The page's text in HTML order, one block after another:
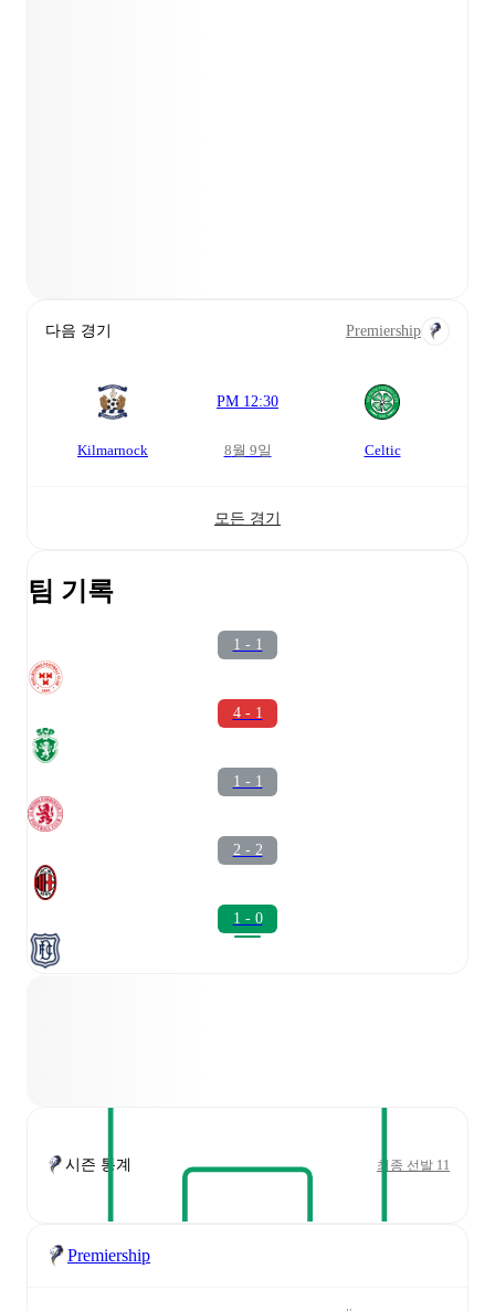
다음 경기 Premiership
Kilmarnock
PM 12:30
8월 9일 Celtic
모든 경기
팀 기록
1 - 1
4 - 1
1 - 1
2 - 2
1 - 0
시즌 통계 최종 선발 11
Premiership